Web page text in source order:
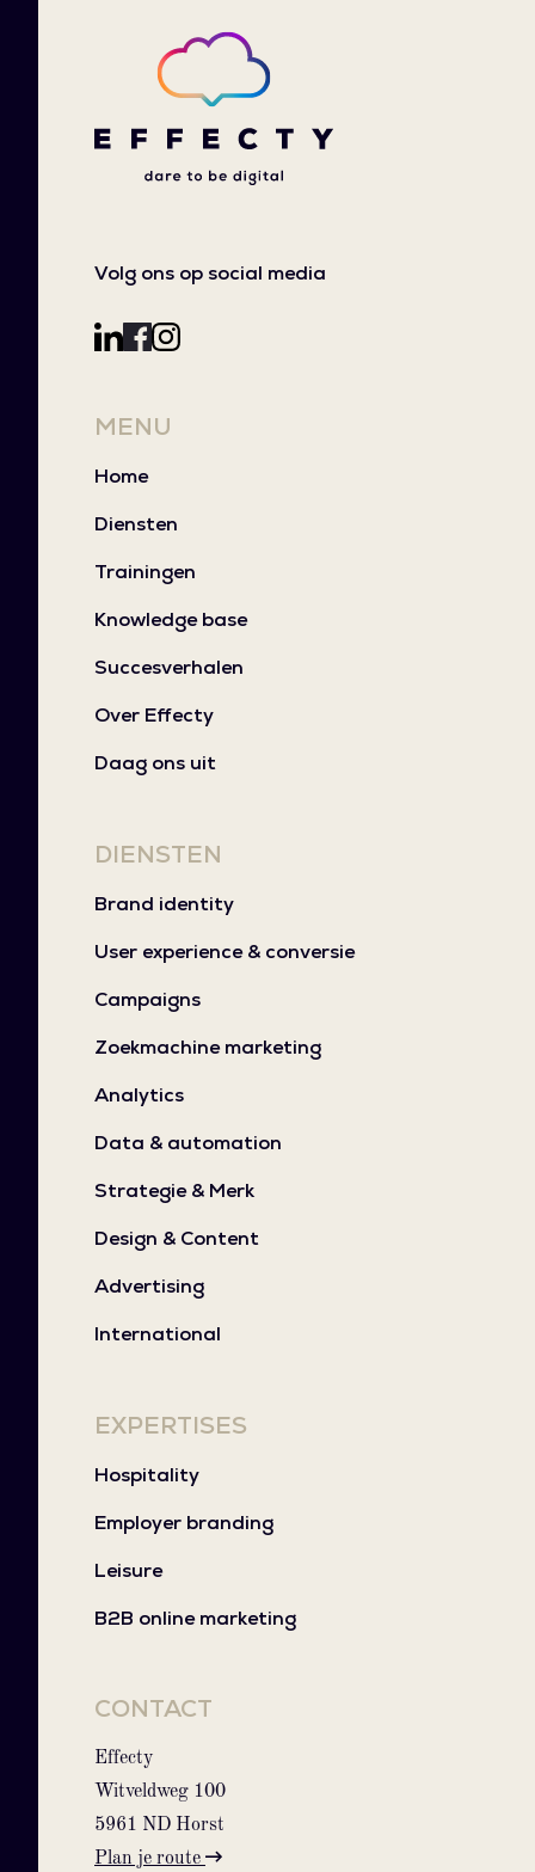
Volg ons op social media
MENU
Home
Diensten
Trainingen
Knowledge base
Succesverhalen
Over Effecty
Daag ons uit
DIENSTEN
Brand identity
User experience & conversie
Campaigns
Zoekmachine marketing
Analytics
Data & automation
Strategie & Merk
Design & Content
Advertising
International
EXPERTISES
Hospitality
Employer branding
Leisure
B2B online marketing
CONTACT
Effecty
Witveldweg 100
5961 ND Horst
Plan je route